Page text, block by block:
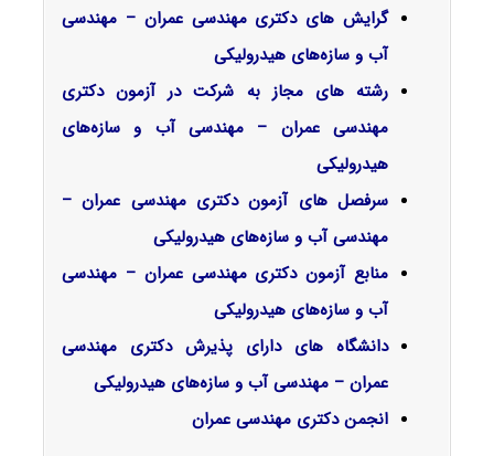
گرایش‌ های دکتری مهندسی عمران – مهندسی
آب و ﺳﺎزهﻫﺎی هیدرولیکی
رشته های مجاز به شرکت در آزمون دکتری
مهندسی عمران – مهندسی آب و ﺳﺎزهﻫﺎی
هیدرولیکی
سرفصل‌ های آزمون دکتری مهندسی عمران –
مهندسی آب و ﺳﺎزهﻫﺎی هیدرولیکی
منابع آزمون دکتری مهندسی عمران – مهندسی
آب و ﺳﺎزهﻫﺎی هیدرولیکی
دانشگاه های دارای پذیرش دکتری مهندسی
عمران – مهندسی آب و ﺳﺎزهﻫﺎی هیدرولیکی
انجمن دکتری مهندسی عمران